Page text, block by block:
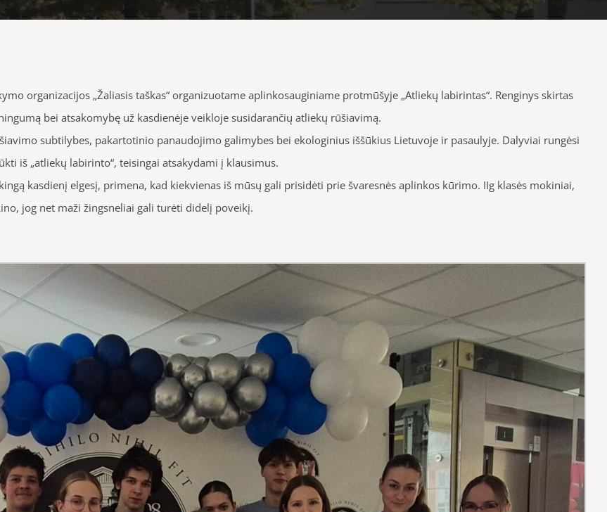
organizacijos „Žaliasis taškas“ organizuotame aplinkosauginiame protmūšyje „Atliekų labirintas“. Renginys skirtas
bei atsakomybę už kasdienėje veikloje susidarančių atliekų rūšiavimą.
subtilybes, pakartotinio panaudojimo galimybes bei ekologinius iššūkius Lietuvoje ir pasaulyje. Dalyviai rungėsi
iš „atliekų labirinto“, teisingai atsakydami į klausimus.
kasdienį elgesį, primena, kad kiekvienas iš mūsų gali prisidėti prie švaresnės aplinkos kūrimo. IIg klasės mokiniai,
jog net maži žingsneliai gali turėti didelį poveikį.